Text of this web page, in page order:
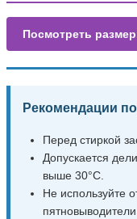
Посмотреть
Рекомендации
Перед стиркой
Допускается
выше 30°C.
Не используйте
пятновыводители.